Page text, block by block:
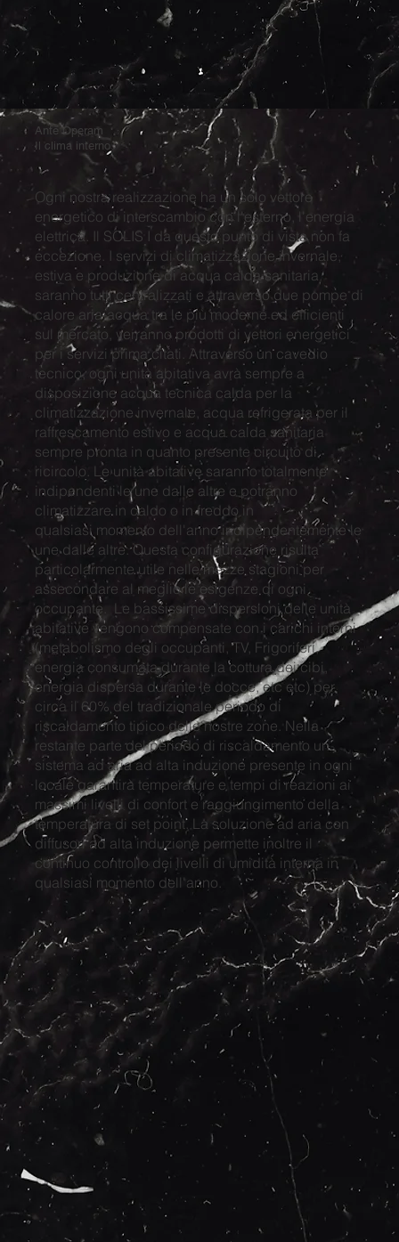
Ante Operam
Il clima interno
Ogni nostra realizzazione ha un solo vettore
energetico di interscambio con l'esterno, l'energia
elettrica. Il SOLIS I da questo punto di vista non fa
eccezione. I servizi di climatizzazione invernale,
estiva e produzione di acqua calda sanitaria
saranno tutti centralizzati e attraverso due pompe di
calore aria-acqua tra le più moderne ed efficienti
sul mercato, verranno prodotti di vettori energetici
per i servizi prima citati. Attraverso un cavedio
tecnico, ogni unità abitativa avrà sempre a
disposizione acqua tecnica calda per la
climatizzazione invernale, acqua refrigerata per il
raffrescamento estivo e acqua calda sanitaria
sempre pronta in quanto presente circuito di
ricircolo. Le unità abitative saranno totalmente
indipendenti le une dalle altre e potranno
climatizzare in caldo o in freddo in
qualsiasi momento dell'anno indipendentemente le
une dalle altre. Questa configurazione risulta
particolarmente utile nelle mezze stagioni per
assecondare al meglio le esigenze di ogni
occupante. Le bassissime dispersioni delle unità
abitative vengono compensate con i carichi interni
(metabolismo degli occupanti, TV, Frigoriferi,
energia consumata durante la cottura dei cibi,
energia dispersa durante le docce, etc etc) per
circa il 60% del tradizionale periodo di
riscaldamento tipico delle nostre zone. Nella
restante parte del periodo di riscaldamento un
sistema ad aria ad alta induzione presente in ogni
locale garantirà temperature e tempi di reazioni ai
massimi livelli di confort e raggiungimento della
temperatura di set point. La soluzione ad aria con
diffusori ad alta induzione permette inoltre il
continuo controllo dei livelli di umidità interna in
qualsiasi momento dell'anno.